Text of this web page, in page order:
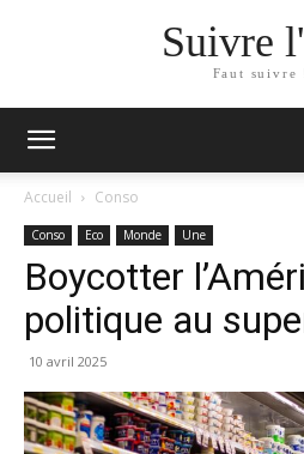
Suivre
Faut suivre
Accueil Conso
Conso Eco Monde Une
Boycotter
politique au
10 avril 2025